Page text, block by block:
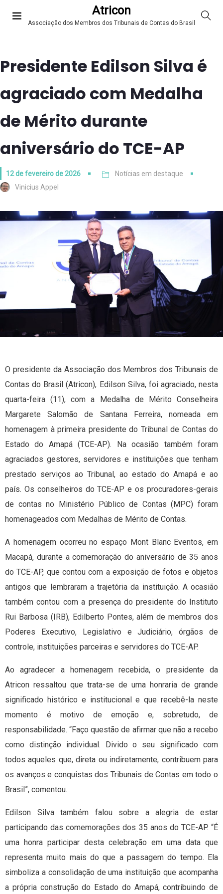
Atricon
Associação dos Membros dos Tribunais de Contas do Brasil
Presidente Edilson Silva é
agraciado com Medalha
de Mérito durante
aniversário do TCE-AP
12 de fevereiro de 2026
Notícias em destaque
Vinicius Appel
O presidente da Associação dos Membros dos Tribunais de
Contas do Brasil (Atricon), Edilson Silva, foi agraciado, nesta
quarta-feira (11), com a Medalha de Mérito Conselheira
Margarete Salomão de Santana Ferreira, nomeada em
homenagem à primeira presidente do Tribunal de Contas do
Estado do Amapá (TCE-AP). Na ocasião também foram
agraciados gestores, servidores e instituições que tenham
prestado serviços ao Tribunal, ao estado do Amapá e ao
país. Os conselheiros do TCE-AP e os procuradores-gerais
de contas no Ministério Público de Contas (MPC) foram
homenageados com Medalhas de Mérito de Contas.
A homenagem ocorreu no espaço Mont Blanc Eventos, em
Macapá, durante a comemoração do aniversário de 35 anos
do TCE-AP, que contou com a exposição de fotos e objetos
antigos que lembraram a trajetória da instituição. A ocasião
também contou com a presença do presidente do Instituto
Rui Barbosa (IRB), Edilberto Pontes, além de membros dos
Poderes Executivo, Legislativo e Judiciário, órgãos de
controle, instituições parceiras e servidores do TCE-AP.
Ao agradecer a homenagem recebida, o presidente da
Atricon ressaltou que trata-se de uma honraria de grande
significado histórico e institucional e que recebê-la neste
momento é motivo de emoção e, sobretudo, de
responsabilidade. “Faço questão de afirmar que não a recebo
como distinção individual. Divido o seu significado com
todos aqueles que, direta ou indiretamente, contribuem para
os avanços e conquistas dos Tribunais de Contas em todo o
Brasil”, comentou.
Edilson Silva também falou sobre a alegria de estar
participando das comemorações dos 35 anos do TCE-AP. “É
uma honra participar desta celebração em uma data que
representa muito mais do que a passagem do tempo. Ela
simboliza a consolidação de uma instituição que acompanha
a própria construção do Estado do Amapá, contribuindo de